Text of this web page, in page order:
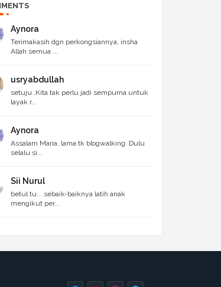
Aynora
Terimakasih dgn perkongsiannya, insha
Allah semua ...
usryabdullah
setuju..Kita tak perlu jadi sempurna untuk
layak r...
Aynora
Assalam Maria, lama tk blogwalking. Dulu
selalu si...
Sii Nurul
betul tu... sebaik-baiknya latih anak
mengikut per...